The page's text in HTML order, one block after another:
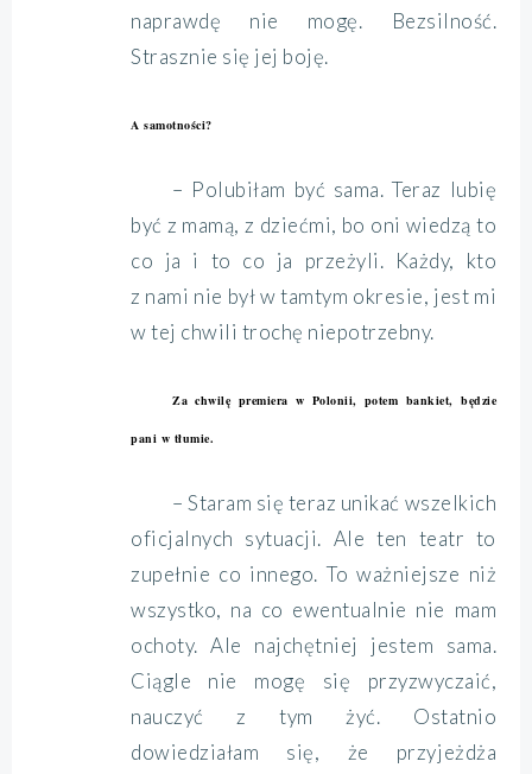
naprawdę nie mogę. Bezsilność.
Strasznie się jej boję.
A samotności?
– Polubiłam być sama. Teraz lubię
być z mamą, z dziećmi, bo oni wiedzą to
co ja i to co ja przeżyli. Każdy, kto
z nami nie był w tamtym okresie, jest mi
w tej chwili trochę niepotrzebny.
Za chwilę premiera w Polonii, potem bankiet, będzie
pani w tłumie.
– Staram się teraz unikać wszelkich
oficjalnych sytuacji. Ale ten teatr to
zupełnie co innego. To ważniejsze niż
wszystko, na co ewentualnie nie mam
ochoty. Ale najchętniej jestem sama.
Ciągle nie mogę się przyzwyczaić,
nauczyć z tym żyć. Ostatnio
dowiedziałam się, że przyjeżdża